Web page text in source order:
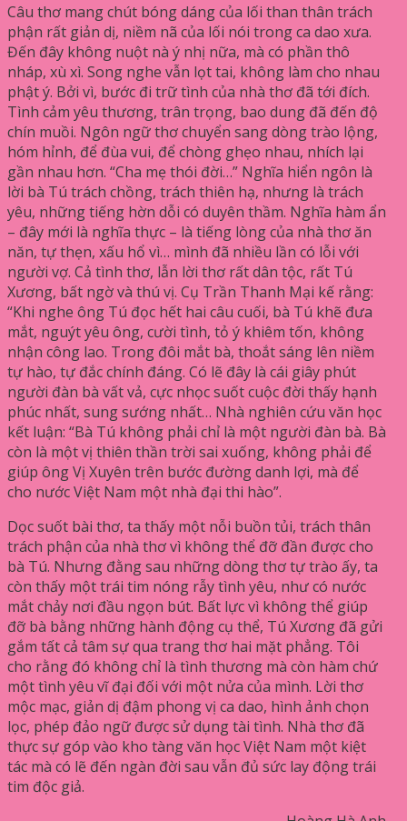
Câu thơ mang chút bóng dáng của lối than thân trách
phận rất giản dị, niềm nã của lối nói trong ca dao xưa.
Đến đây không nuột nà ý nhị nữa, mà có phần thô
nháp, xù xì. Song nghe vẫn lọt tai, không làm cho nhau
phật ý. Bởi vì, bước đi trữ tình của nhà thơ đã tới đích.
Tình cảm yêu thương, trân trọng, bao dung đã đến độ
chín muồi. Ngôn ngữ thơ chuyển sang dòng trào lộng,
hóm hỉnh, để đùa vui, để chòng ghẹo nhau, nhích lại
gần nhau hơn. “Cha mẹ thói đời…” Nghĩa hiển ngôn là
lời bà Tú trách chồng, trách thiên hạ, nhưng là trách
yêu, những tiếng hờn dỗi có duyên thầm. Nghĩa hàm ẩn
– đây mới là nghĩa thực – là tiếng lòng của nhà thơ ăn
năn, tự thẹn, xấu hổ vì… mình đã nhiều lần có lỗi với
người vợ. Cả tình thơ, lẫn lời thơ rất dân tộc, rất Tú
Xương, bất ngờ và thú vị. Cụ Trần Thanh Mại kế rằng:
“Khi nghe ông Tú đọc hết hai câu cuối, bà Tú khẽ đưa
mắt, nguýt yêu ông, cười tình, tỏ ý khiêm tốn, không
nhận công lao. Trong đôi mắt bà, thoắt sáng lên niềm
tự hào, tự đắc chính đáng. Có lẽ đây là cái giây phút
người đàn bà vất vả, cực nhọc suốt cuộc đời thấy hạnh
phúc nhất, sung sướng nhất… Nhà nghiên cứu văn học
kết luận: “Bà Tú không phải chỉ là một người đàn bà. Bà
còn là một vị thiên thần trời sai xuống, không phải để
giúp ông Vị Xuyên trên bước đường danh lợi, mà để
cho nước Việt Nam một nhà đại thi hào”.
Dọc suốt bài thơ, ta thấy một nỗi buồn tủi, trách thân
trách phận của nhà thơ vì không thể đỡ đần được cho
bà Tú. Nhưng đằng sau những dòng thơ tự trào ấy, ta
còn thấy một trái tim nóng rẫy tình yêu, như có nước
mắt chảy nơi đầu ngọn bút. Bất lực vì không thể giúp
đỡ bà bằng những hành động cụ thể, Tú Xương đã gửi
gắm tất cả tâm sự qua trang thơ hai mặt phẳng. Tôi
cho rằng đó không chỉ là tình thương mà còn hàm chứ
một tình yêu vĩ đại đối với một nửa của mình. Lời thơ
mộc mạc, giản dị đậm phong vị ca dao, hình ảnh chọn
lọc, phép đảo ngữ được sử dụng tài tình. Nhà thơ đã
thực sự góp vào kho tàng văn học Việt Nam một kiệt
tác mà có lẽ đến ngàn đời sau vẫn đủ sức lay động trái
tim độc giả.